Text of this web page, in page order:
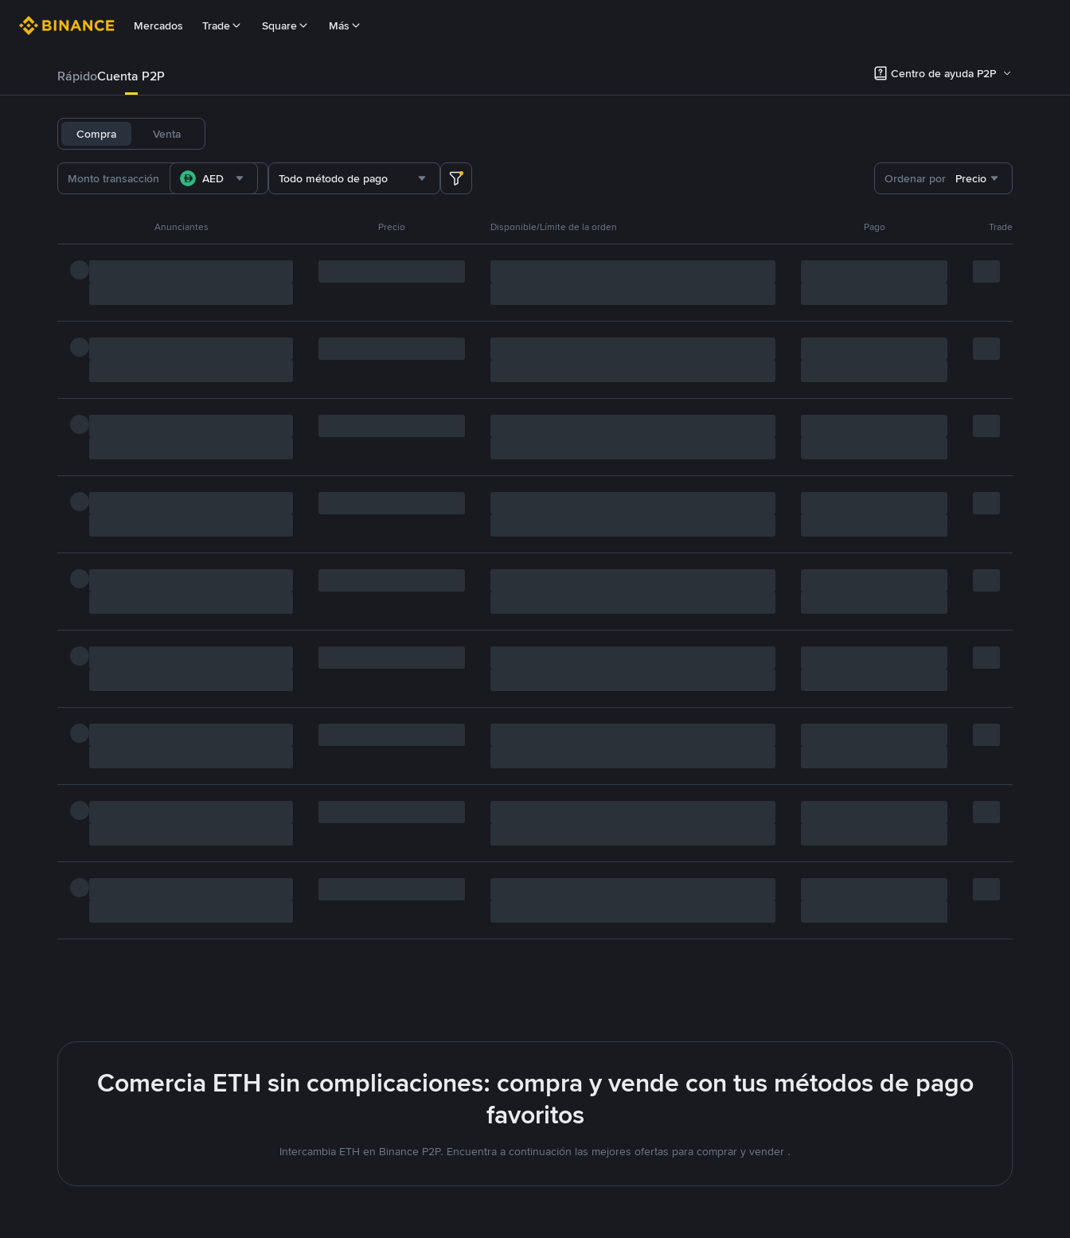
Mercados Trade Square Más
RápidoCuenta P2P Centro de ayuda P2P
Compra Venta
AED Todo método de pago Ordenar por Precio
Anunciantes Precio Disponible/Límite de la orden Pago Trade
Comercia ETH sin complicaciones: compra y vende con tus métodos de pago
favoritos
Intercambia ETH en Binance P2P. Encuentra a continuación las mejores ofertas para comprar y vender .